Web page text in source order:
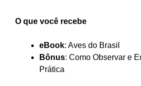
O que você recebe
eBook: Aves do Brasil
Bônus: Como Observar e
Prática